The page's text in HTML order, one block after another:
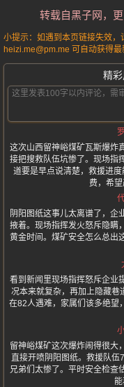
转载自黑子网，
小提示：如遇到本页链接失效，
heizi.me@pm.me 可自动获得
精
这次山西留神峪煤矿瓦斯爆炸
接把搜救队伍坑惨了。现场指
道要是早点说清楚，救援进
费，希望
阴阳图纸这事儿太离谱了，企
掖着。现场指挥发火怒斥隐瞒
黄金时间。煤矿安全怎么总出
看到新闻里现场指挥怒斥企业
况本来就复杂，再加上隐藏巷
在82人遇难，家属们该多绝望
留神峪煤矿这次爆炸闹得很大
直接开喷阴阳图纸。救援队
兄弟们太惨了。平时安全检查